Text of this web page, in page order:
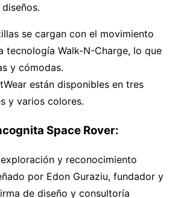
se cargan con el movimiento
tecnología Walk-N-Charge, lo que
y cómodas.
están disponibles en tres
y varios colores.
Space Rover:
y reconocimiento
por Edon Guraziu, fundador y
de diseño y consultoría